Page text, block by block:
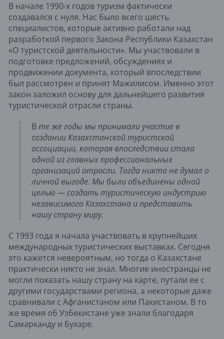
В начале 1990-х годов туризм фактически
создавался с нуля. Нас было всего шесть
специалистов, которые активно работали над
разработкой первого Закона Республики Казахстан
«О туристской деятельности». Мы участвовали в
подготовке предложений, обсуждениях и
продвижении документа, который впоследствии
был рассмотрен и принят Мажилисом. Именно этот
закон заложил основу для дальнейшего развития
туристической отрасли страны.
Вте же годы мы принимали участие в
создании Казахстанской туристской
ассоциации, которая впоследствии стала
одной из главных профессиональных
организаций отрасли. Тогда никто не думал о
личной выгоде. Мы были объединены одной
целью — создать туристическую индустрию
независимого Казахстана и представить
нашу страну миру.
С 1993 года я начала участвовать в крупнейших
международных туристических выставках. Сегодня
это кажется невероятным, но тогда о Казахстане
практически никто не знал. Многие иностранцы не
могли показать нашу страну на карте, путали ее с
другими государствами региона, а некоторые даже
сравнивали с Афганистаном или Пакистаном. В то
же время об Узбекистане уже знали благодаря
Самарканду и Бухаре.